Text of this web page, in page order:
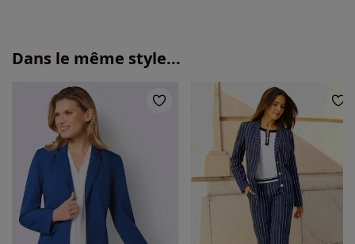
Dans le même style...